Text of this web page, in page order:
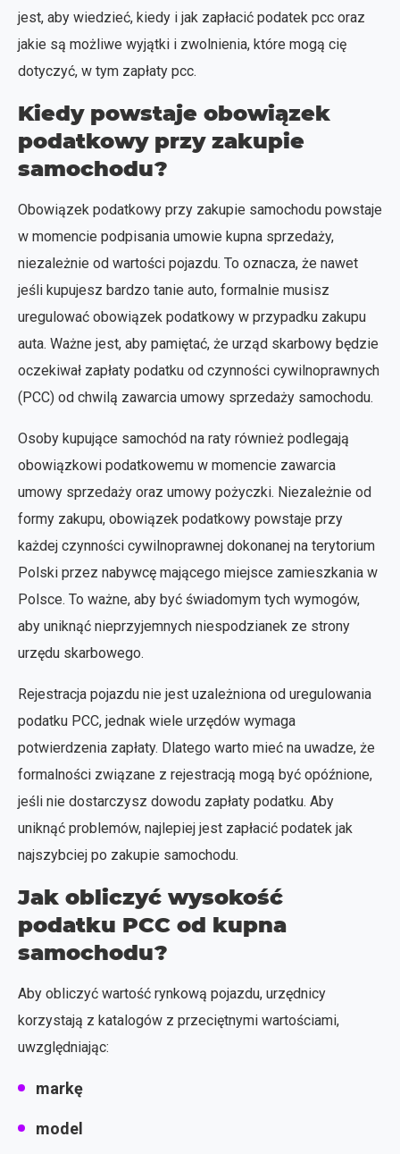
jest, aby wiedzieć, kiedy i jak zapłacić podatek pcc oraz
jakie są możliwe wyjątki i zwolnienia, które mogą cię
dotyczyć, w tym zapłaty pcc.
Kiedy powstaje obowiązek
podatkowy przy zakupie
samochodu?
Obowiązek podatkowy przy zakupie samochodu powstaje
w momencie podpisania umowie kupna sprzedaży,
niezależnie od wartości pojazdu. To oznacza, że nawet
jeśli kupujesz bardzo tanie auto, formalnie musisz
uregulować obowiązek podatkowy w przypadku zakupu
auta. Ważne jest, aby pamiętać, że urząd skarbowy będzie
oczekiwał zapłaty podatku od czynności cywilnoprawnych
(PCC) od chwilą zawarcia umowy sprzedaży samochodu.
Osoby kupujące samochód na raty również podlegają
obowiązkowi podatkowemu w momencie zawarcia
umowy sprzedaży oraz umowy pożyczki. Niezależnie od
formy zakupu, obowiązek podatkowy powstaje przy
każdej czynności cywilnoprawnej dokonanej na terytorium
Polski przez nabywcę mającego miejsce zamieszkania w
Polsce. To ważne, aby być świadomym tych wymogów,
aby uniknąć nieprzyjemnych niespodzianek ze strony
urzędu skarbowego.
Rejestracja pojazdu nie jest uzależniona od uregulowania
podatku PCC, jednak wiele urzędów wymaga
potwierdzenia zapłaty. Dlatego warto mieć na uwadze, że
formalności związane z rejestracją mogą być opóźnione,
jeśli nie dostarczysz dowodu zapłaty podatku. Aby
uniknąć problemów, najlepiej jest zapłacić podatek jak
najszybciej po zakupie samochodu.
Jak obliczyć wysokość
podatku PCC od kupna
samochodu?
Aby obliczyć wartość rynkową pojazdu, urzędnicy
korzystają z katalogów z przeciętnymi wartościami,
uwzględniając:
markę
model